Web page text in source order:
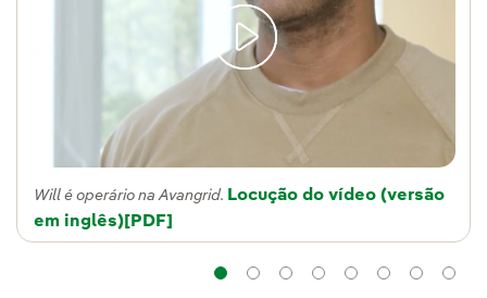
Will é operário na Avangrid. Locução do vídeo (versão
em inglês)Enlace externo, se abre en ventana nueva.
[PDF]
Navegação
Navegação
Navegação
Navegação
Navegação